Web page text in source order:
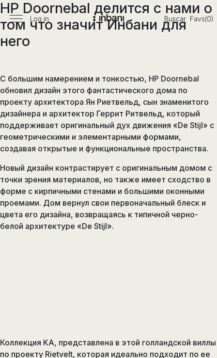
Pasar
contenido
Vanguardia
las
tendencias,
nuevos
materiales
tecnologías
en
muebles,
lavabos,
bañeras,
platos
de
Menú
Log in Buscar Favs(0)
HP Doornebal делится с нами о
том что значит Инбани для
него
С большим намерением и тонкостью, HP Doornebal
обновил дизайн этого фантастического дома по
проекту архитектора Ян Риетвельд, сын знаменитого
дизайнера и архитектор Геррит Ритвельд, который
поддерживает оригинальный дух движения «De Stijl» с
геометрическими и элементарными формами,
создавая открытые и функциональные пространства.
Новый дизайн контрастирует с оригинальным домом с
точки зрения материалов, но также имеет сходство в
форме с кирпичными стенами и большими оконными
проемами. Дом вернул свои первоначальный блеск и
цвета его дизайна, возвращаясь к типичной черно-
белой архитектуре «De Stijl».
Коллекция KA, представлена в этой голландской виллы
по проекту Rietvelt, которая идеально подходит по ее